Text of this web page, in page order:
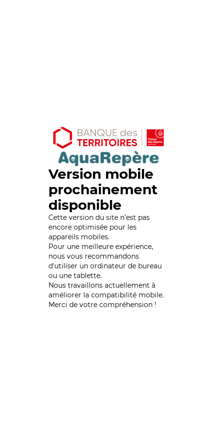
Version mobile
prochainement
disponible
Cette version du site n’est pas
encore optimisée pour les
appareils mobiles.
Pour une meilleure expérience,
nous vous recommandons
d'utiliser un ordinateur de bureau
ou une tablette.
Nous travaillons actuellement à
améliorer la compatibilité mobile.
Merci de votre compréhension !